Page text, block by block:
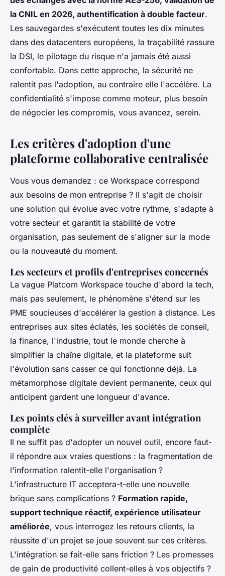
la CNIL en 2026, authentification à double facteur.
Les sauvegardes s'exécutent toutes les dix minutes
dans des datacenters européens, la traçabilité rassure
la DSI, le pilotage du risque n'a jamais été aussi
confortable. Dans cette approche, la sécurité ne
ralentit pas l'adoption, au contraire elle l'accélère. La
confidentialité s'impose comme moteur, plus besoin
de négocier les compromis, vous avancez, serein.
Les critères d'adoption d'une
plateforme collaborative centralisée
Vous vous demandez : ce Workspace correspond
aux besoins de mon entreprise ? Il s'agit de choisir
une solution qui évolue avec votre rythme, s'adapte à
votre secteur et garantit la stabilité de votre
organisation, pas seulement de s'aligner sur la mode
ou la nouveauté du moment.
Les secteurs et profils d'entreprises concernés
La vague Platcom Workspace touche d'abord la tech,
mais pas seulement, le phénomène s'étend sur les
PME soucieuses d'accélérer la gestion à distance. Les
entreprises aux sites éclatés, les sociétés de conseil,
la finance, l'industrie, tout le monde cherche à
simplifier la chaîne digitale, et la plateforme suit
l'évolution sans casser ce qui fonctionne déjà. La
métamorphose digitale devient permanente, ceux qui
anticipent gardent une longueur d'avance.
Les points clés à surveiller avant intégration
complète
Il ne suffit pas d'adopter un nouvel outil, encore faut-
il répondre aux vraies questions : la fragmentation de
l'information ralentit-elle l'organisation ?
L'infrastructure IT acceptera-t-elle une nouvelle
brique sans complications ? Formation rapide,
support technique réactif, expérience utilisateur
améliorée, vous interrogez les retours clients, la
réussite d'un projet se joue souvent sur ces critères.
L'intégration se fait-elle sans friction ? Les promesses
de gain de productivité collent-elles à vos objectifs ?